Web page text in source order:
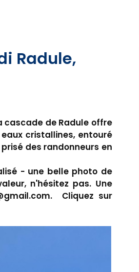
Radule,
cascade de Radule offre
cristallines, entouré
des randonneurs en
- une belle photo de
n'hésitez pas. Une
Cliquez sur